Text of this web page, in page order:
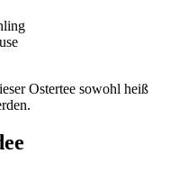
Ostertee sowohl heiß